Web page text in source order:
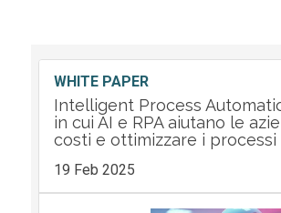
WHITE PAPER
Intelligent Process
in cui AI e RPA aiutano le
costi e ottimizzare i processi
19 Feb 2025